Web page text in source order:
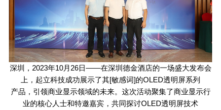
深圳， 2023年10月 26日——在深圳德金酒店的一场盛大发布会
上，起立科技成功展示了其[敏感词]的OLED透明屏系列
产品，引领商业显示领域的未来。这次活动聚集了商业显示行
业的核心人士和特邀嘉宾，共同探讨OLED透明屏技术